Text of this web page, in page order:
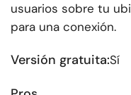
usuarios sobre tu
para una conexión.
Versión gratuita:Sí